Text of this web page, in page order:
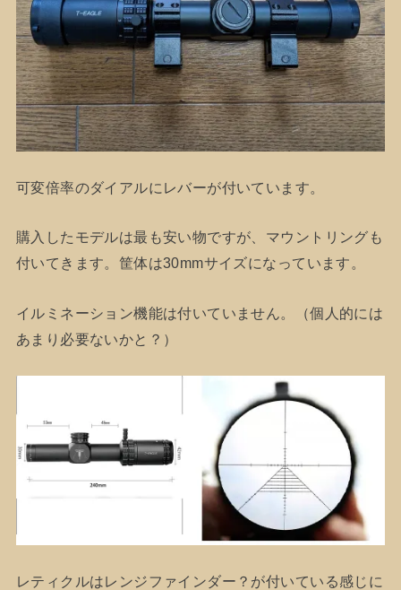
可変倍率のダイアルにレバーが付いています。
購入したモデルは最も安い物ですが、マウントリングも
付いてきます。筐体は30mmサイズになっています。
イルミネーション機能は付いていません。（個人的には
あまり必要ないかと？）
レティクルはレンジファインダー？が付いている感じに